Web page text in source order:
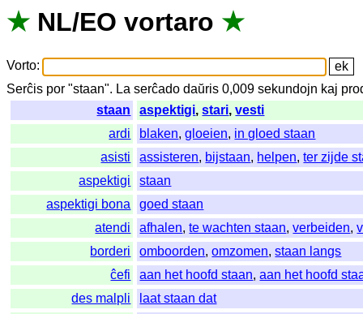
★ NL/EO vortaro ★
Vorto:
Serĉis por "staan". La serĉado daŭris 0,009sekundojn kaj
staan
aspektigi,stari,vesti
ardi
blaken,gloeien, in gloed staan
asisti
assisteren, bijstaan, helpen,ter zijde
aspektigi
staan
aspektigi bona
goed staan
atendi
afhalen,te wachten staan,verbeiden,
borderi
omboorden,omzomen,staan langs
ĉefi
aan het hoofd staan,aan het hoofd
des malpli
laat staan dat